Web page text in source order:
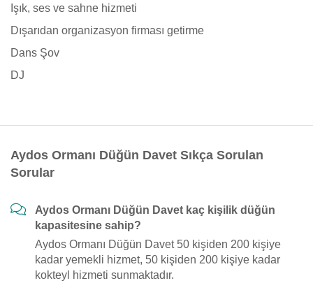
Işık, ses ve sahne hizmeti
Dışarıdan organizasyon firması getirme
Dans Şov
DJ
Aydos Ormanı Düğün Davet Sıkça Sorulan
Sorular
Aydos Ormanı Düğün Davet kaç kişilik düğün
kapasitesine sahip?
Aydos Ormanı Düğün Davet 50 kişiden 200 kişiye
kadar yemekli hizmet, 50 kişiden 200 kişiye kadar
kokteyl hizmeti sunmaktadır.